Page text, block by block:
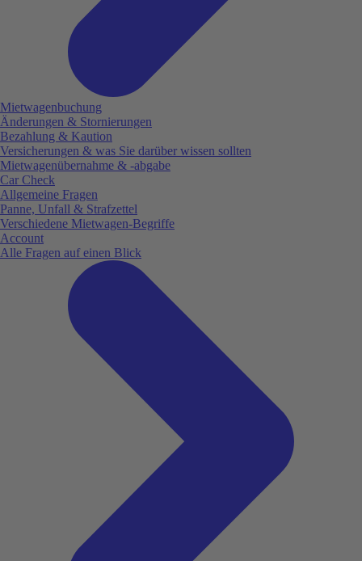
Mietwagenbuchung
Änderungen & Stornierungen
Bezahlung & Kaution
Versicherungen & was Sie darüber wissen sollten
Mietwagenübernahme & -abgabe
Car Check
Allgemeine Fragen
Panne, Unfall & Strafzettel
Verschiedene Mietwagen-Begriffe
Account
Alle Fragen auf einen Blick